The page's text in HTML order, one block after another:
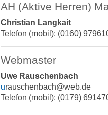
AH (Aktive Herren)
Christian Langkait
Telefon (mobil): (0160)
Webmaster
Uwe Rauschenbach
urauschenbach@web.de
Telefon (mobil): (0179)